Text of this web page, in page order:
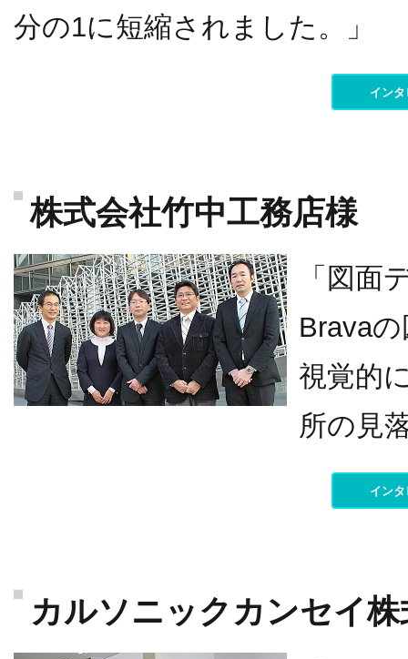
分の1に短縮されました。」
イン
株式会社竹中工務店様
「図面
Brava
視覚的
所の見
イン
カルソニックカンセイ